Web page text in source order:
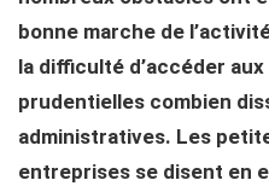
bonne marche de
la difficulté d’accéder
prudentielles combien
administratives. Les
entreprises se disent en